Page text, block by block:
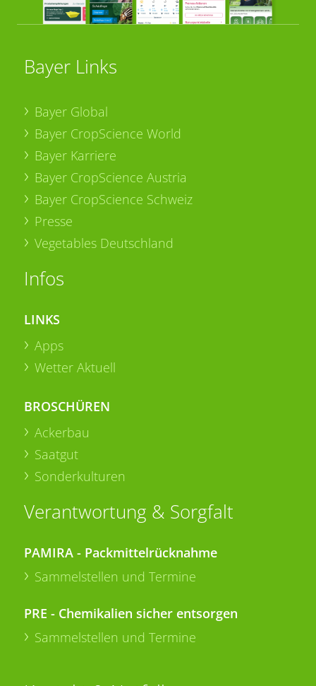
Bayer Links
Bayer Global
Bayer CropScience World
Bayer Karriere
Bayer CropScience Austria
Bayer CropScience Schweiz
Presse
Vegetables Deutschland
Infos
LINKS
Apps
Wetter Aktuell
BROSCHÜREN
Ackerbau
Saatgut
Sonderkulturen
Verantwortung & Sorgfalt
PAMIRA - Packmittelrücknahme
Sammelstellen und Termine
PRE - Chemikalien sicher entsorgen
Sammelstellen und Termine